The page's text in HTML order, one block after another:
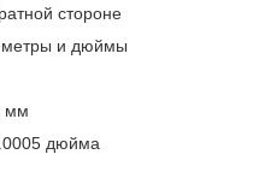
стороне
и дюймы
мм
дюйма